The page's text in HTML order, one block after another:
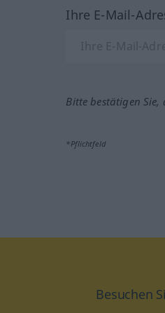
Ihre E-Mail-
Bitte bestätigen Sie,
*Pflichtfeld
Besuchen